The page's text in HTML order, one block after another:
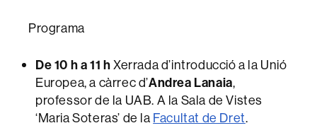
Programa
De 10 h a 11 hXerrada d’introducció a la Unió
Europea, a càrrec d’Andrea Lanaia,
professor de la UAB. A la Sala de Vistes
‘Maria Soteras’ de la Facultat de Dret.